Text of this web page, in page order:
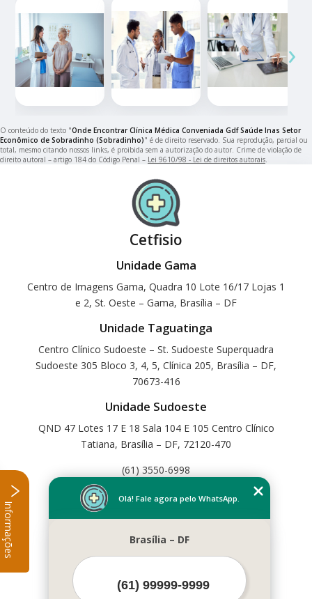
‹ ›
O conteúdo do texto "Onde Encontrar Clínica Médica Conveniada Gdf Saúde Inas Setor
Econômico de Sobradinho (Sobradinho)" é de direito reservado. Sua reprodução, parcial ou
total, mesmo citando nossos links, é proibida sem a autorização do autor. Crime de violação de
direito autoral – artigo 184 do Código Penal – Lei 9610/98 - Lei de direitos autorais.
Cetfisio
Unidade Gama
Centro de Imagens Gama, Quadra 10 Lote 16/17 Lojas 1
e 2, St. Oeste – Gama, Brasília – DF
Unidade Taguatinga
Centro Clínico Sudoeste – St. Sudoeste Superquadra
Sudoeste 305 Bloco 3, 4, 5, Clínica 205, Brasília – DF,
70673-416
Unidade Sudoeste
QND 47 Lotes 17 E 18 Sala 104 E 105 Centro Clínico
Tatiana, Brasília – DF, 72120-470
(61) 3550-6998
Home
Serviços
Contato
Mais Serviços
Olá! Fale agora pelo WhatsApp.
Brasília – DF
Informações